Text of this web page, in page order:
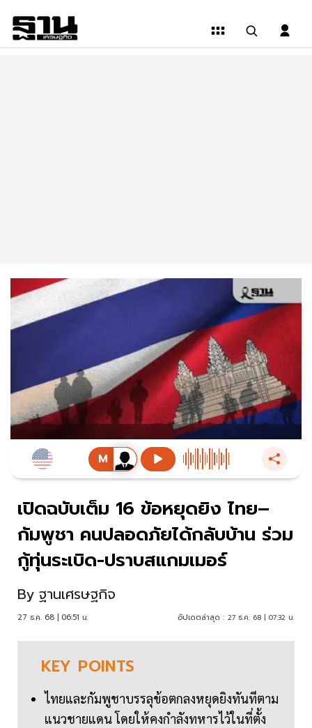
เปิดฉบับเต็ม 16 ข้อหยุดยิง ไทย–
กัมพูชา คนปลอดภัยได้กลับบ้าน ร่วม
กู้ทุ่นระเบิด-ปราบสแกมเมอร์
By ฐานเศรษฐกิจ
27 ธ.ค. 68 | 06:51 น. อัปเดตล่าสุด : 27 ธ.ค. 68 | 07:32 น.
KEY POINTS
ไทยและกัมพูชาบรรลุข้อตกลงหยุดยิงทันทีตาม
แนวชายแดน โดยให้คงกำลังทหารไว้ในที่ตั้ง